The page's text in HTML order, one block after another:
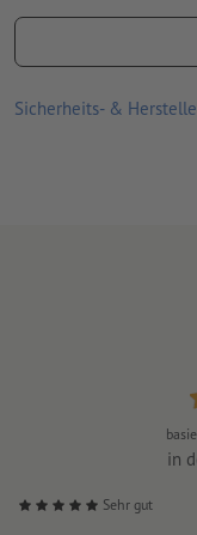
je zehn Bänder pro
individueller Größen
Sicherheits- &
in
Sehr gut